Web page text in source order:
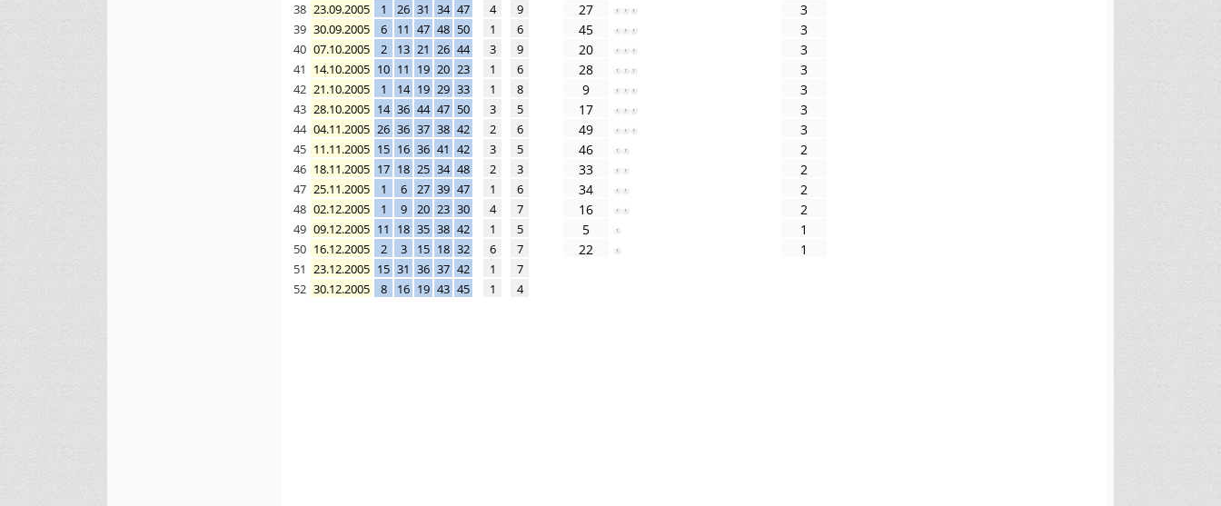
38 23.09.2005 1 26 31 34 47 4
9
39 30.09.2005 6 11 47 48 50 1
6
40 07.10.2005 2 13 21 26 44 3
9
41
14.10.2005 10 11 19 20 23 1
6
42 21.10.2005 1 14 19 29 33 1
8
43 28.10.2005 14 36 44 47 50 3
5
44 04.11.2005 26 36 37 38 42 2
6
45 11.11.2005 15 16 36 41 42 3
5
46 18.11.2005 17 18 25 34 48 2
3
47 25.11.2005 1 6 27 39 47 1
6
48 02.12.2005 1 9 20 23 30 4
7
49 09.12.2005 11 18 35 38 42 1
5
50 16.12.2005 2 3 15 18 32 6
7
51 23.12.2005 15 31 36 37 42 1
7
52 30.12.2005 8 16 19 43 45 1 4
27
3
45
3
20
3
28
3
9
3
17
3
49
3
46
2
33
2
34
2
16
2
5
1
22
1